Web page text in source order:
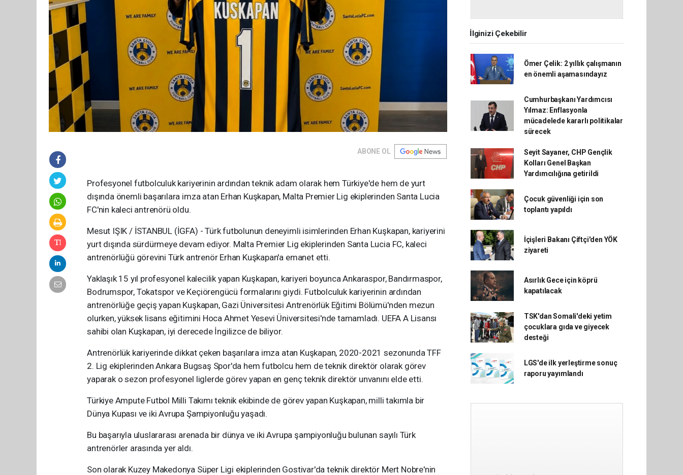
ABONE OL
Profesyonel futbolculuk kariyerinin ardından teknik adam olarak hem Türkiye'de hem de yurt
dışında önemli başarılara imza atan Erhan Kuşkapan, Malta Premier Lig ekiplerinden Santa Lucia
FC'nin kaleci antrenörü oldu.
Mesut IŞIK / İSTANBUL (İGFA) - Türk futbolunun deneyimli isimlerinden Erhan Kuşkapan, kariyerini
yurt dışında sürdürmeye devam ediyor. Malta Premier Lig ekiplerinden Santa Lucia FC, kaleci
antrenörlüğü görevini Türk antrenör Erhan Kuşkapan'a emanet etti.
Yaklaşık 15 yıl profesyonel kalecilik yapan Kuşkapan, kariyeri boyunca Ankaraspor, Bandırmaspor,
Bodrumspor, Tokatspor ve Keçiörengücü formalarını giydi. Futbolculuk kariyerinin ardından
antrenörlüğe geçiş yapan Kuşkapan, Gazi Üniversitesi Antrenörlük Eğitimi Bölümü'nden mezun
olurken, yüksek lisans eğitimini Hoca Ahmet Yesevi Üniversitesi'nde tamamladı. UEFA A Lisansı
sahibi olan Kuşkapan, iyi derecede İngilizce de biliyor.
Antrenörlük kariyerinde dikkat çeken başarılara imza atan Kuşkapan, 2020-2021 sezonunda TFF
2. Lig ekiplerinden Ankara Bugsaş Spor'da hem futbolcu hem de teknik direktör olarak görev
yaparak o sezon profesyonel liglerde görev yapan en genç teknik direktör unvanını elde etti.
Türkiye Ampute Futbol Milli Takımı teknik ekibinde de görev yapan Kuşkapan, milli takımla bir
Dünya Kupası ve iki Avrupa Şampiyonluğu yaşadı.
Bu başarıyla uluslararası arenada bir dünya ve iki Avrupa şampiyonluğu bulunan sayılı Türk
antrenörler arasında yer aldı.
Son olarak Kuzey Makedonya Süper Ligi ekiplerinden Gostivar'da teknik direktör Mert Nobre'nin
İlginizi Çekebilir
Ömer Çelik: 2 yıllık çalışmanın
en önemli aşamasındayız
Cumhurbaşkanı Yardımcısı
Yılmaz: Enflasyonla
mücadelede kararlı politikalar
sürecek
Seyit Sayaner, CHP Gençlik
Kolları Genel Başkan
Yardımcılığına getirildi
Çocuk güvenliği için son
toplantı yapıldı
İçişleri Bakanı Çiftçi'den YÖK
ziyareti
Asırlık Gece için köprü
kapatılacak
TSK'dan Somali'deki yetim
çocuklara gıda ve giyecek
desteği
LGS'de ilk yerleştirme sonuç
raporu yayımlandı